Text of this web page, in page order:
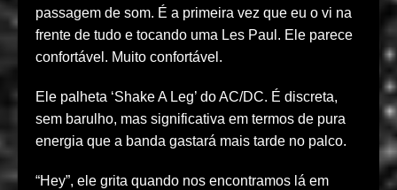
passagem de som. É a primeira vez que eu o vi na
frente de tudo e tocando uma Les Paul. Ele parece
confortável. Muito confortável.
Ele palheta ‘Shake A Leg’ do AC/DC. É discreta,
sem barulho, mas significativa em termos de pura
energia que a banda gastará mais tarde no palco.
“Hey”, ele grita quando nos encontramos lá em